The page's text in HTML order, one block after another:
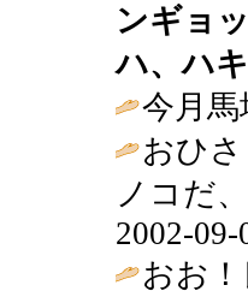
ンギョ
ハ、ハ
今月
おひ
ノコだ
2002-09-
おお